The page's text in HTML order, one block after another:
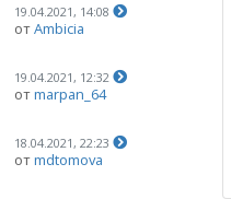
19.04.2021, 14:08
отAmbicia
19.04.2021, 12:32
отmarpan_64
18.04.2021, 22:23
отmdtomova